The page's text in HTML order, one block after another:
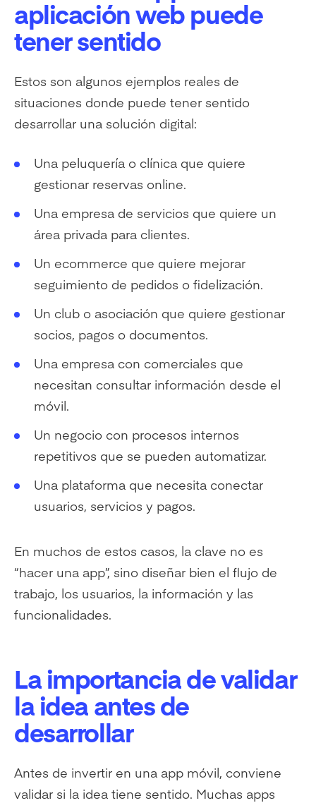
aplicación web puede
tener sentido
Estos son algunos ejemplos reales de
situaciones donde puede tener sentido
desarrollar una solución digital:
Una peluquería o clínica que quiere
gestionar reservas online.
Una empresa de servicios que quiere un
área privada para clientes.
Un ecommerce que quiere mejorar
seguimiento de pedidos o fidelización.
Un club o asociación que quiere gestionar
socios, pagos o documentos.
Una empresa con comerciales que
necesitan consultar información desde el
móvil.
Un negocio con procesos internos
repetitivos que se pueden automatizar.
Una plataforma que necesita conectar
usuarios, servicios y pagos.
En muchos de estos casos, la clave no es
“hacer una app”, sino diseñar bien el flujo de
trabajo, los usuarios, la información y las
funcionalidades.
La importancia de validar
la idea antes de
desarrollar
Antes de invertir en una app móvil, conviene
validar si la idea tiene sentido. Muchas apps